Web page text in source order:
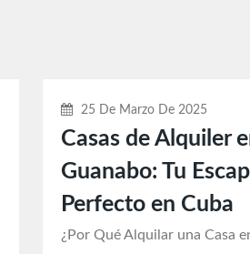
25 De Marzo De 2025
Casas de Alquiler
Guanabo: Tu
Perfecto en Cuba
¿Por Qué Alquilar una Casa